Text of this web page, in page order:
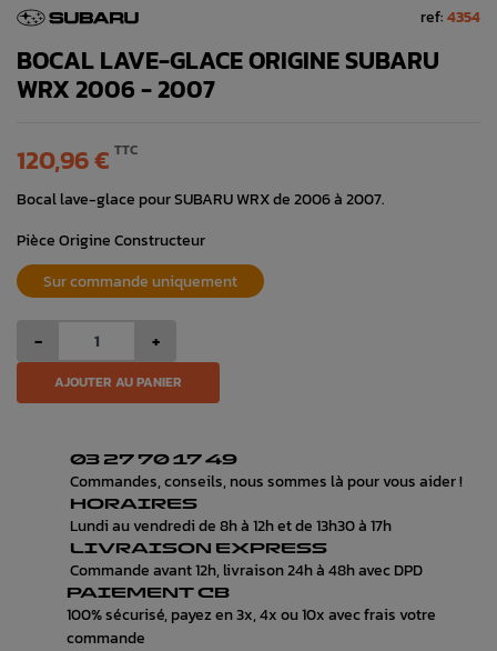
ref:4354
BOCAL LAVE-GLACE ORIGINE SUBARU
WRX 2006 - 2007
120,96 € TTC
Bocal lave-glace pour SUBARU WRX de 2006 à 2007.
Pièce Origine Constructeur
Sur commande uniquement
- +
AJOUTER AU PANIER
03 27 70 17 49
Commandes, conseils, nous sommes là pour vous aider !
HORAIRES
Lundi au vendredi de 8h à 12h et de 13h30 à 17h
LIVRAISON EXPRESS
Commande avant 12h, livraison 24h à 48h avec DPD
PAIEMENT CB
100% sécurisé, payez en 3x, 4x ou 10x avec frais votre
commande